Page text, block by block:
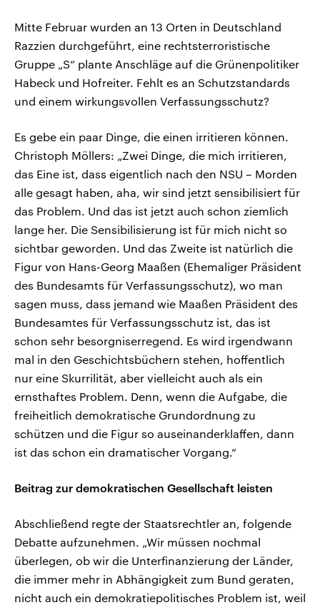
Mitte Februar wurden an 13 Orten in Deutschland
Razzien durchgeführt, eine rechtsterroristische
Gruppe „S“ plante Anschläge auf die Grünenpolitiker
Habeck und Hofreiter. Fehlt es an Schutzstandards
und einem wirkungsvollen Verfassungsschutz?
Es gebe ein paar Dinge, die einen irritieren können.
Christoph Möllers: „Zwei Dinge, die mich irritieren,
das Eine ist, dass eigentlich nach den NSU – Morden
alle gesagt haben, aha, wir sind jetzt sensibilisiert für
das Problem. Und das ist jetzt auch schon ziemlich
lange her. Die Sensibilisierung ist für mich nicht so
sichtbar geworden. Und das Zweite ist natürlich die
Figur von Hans-Georg Maaßen (Ehemaliger Präsident
des Bundesamts für Verfassungsschutz), wo man
sagen muss, dass jemand wie Maaßen Präsident des
Bundesamtes für Verfassungsschutz ist, das ist
schon sehr besorgniserregend. Es wird irgendwann
mal in den Geschichtsbüchern stehen, hoffentlich
nur eine Skurrilität, aber vielleicht auch als ein
ernsthaftes Problem. Denn, wenn die Aufgabe, die
freiheitlich demokratische Grundordnung zu
schützen und die Figur so auseinanderklaffen, dann
ist das schon ein dramatischer Vorgang.“
Beitrag zur demokratischen Gesellschaft leisten
Abschließend regte der Staatsrechtler an, folgende
Debatte aufzunehmen. „Wir müssen nochmal
überlegen, ob wir die Unterfinanzierung der Länder,
die immer mehr in Abhängigkeit zum Bund geraten,
nicht auch ein demokratiepolitisches Problem ist, weil